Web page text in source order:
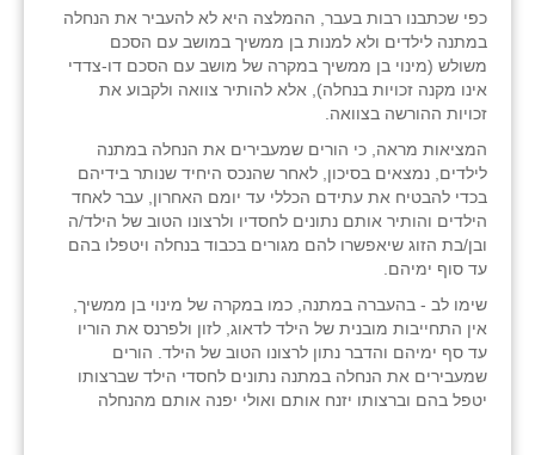
כפי שכתבנו רבות בעבר, ההמלצה היא לא להעביר את הנחלה
במתנה לילדים ולא למנות בן ממשיך במושב עם הסכם
משולש (מינוי בן ממשיך במקרה של מושב עם הסכם דו-צדדי
אינו מקנה זכויות בנחלה), אלא להותיר צוואה ולקבוע את
זכויות ההורשה בצוואה.
המציאות מראה, כי הורים שמעבירים את הנחלה במתנה
לילדים, נמצאים בסיכון, לאחר שהנכס היחיד שנותר בידיהם
בכדי להבטיח את עתידם הכללי עד יומם האחרון, עבר לאחד
הילדים והותיר אותם נתונים לחסדיו ולרצונו הטוב של הילד/ה
ובן/בת הזוג שיאפשרו להם מגורים בכבוד בנחלה ויטפלו בהם
עד סוף ימיהם.
שימו לב - בהעברה במתנה, כמו במקרה של מינוי בן ממשיך,
אין התחייבות מובנית של הילד לדאוג, לזון ולפרנס את הוריו
עד סף ימיהם והדבר נתון לרצונו הטוב של הילד. הורים
שמעבירים את הנחלה במתנה נתונים לחסדי הילד שברצותו
יטפל בהם וברצותו יזנח אותם ואולי יפנה אותם מהנחלה
חמרה
חרב לאת
יבול (מורג)
יקנעם
כליל
יד השמונה
כפר אביב
כפר ביאליק
כפר הרי״ף